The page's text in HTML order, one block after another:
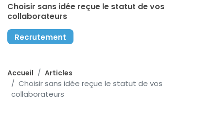
Choisir sans idée reçue le statut de vos
collaborateurs
Recrutement
Accueil Articles
Choisir sans idée reçue le statut de vos
collaborateurs